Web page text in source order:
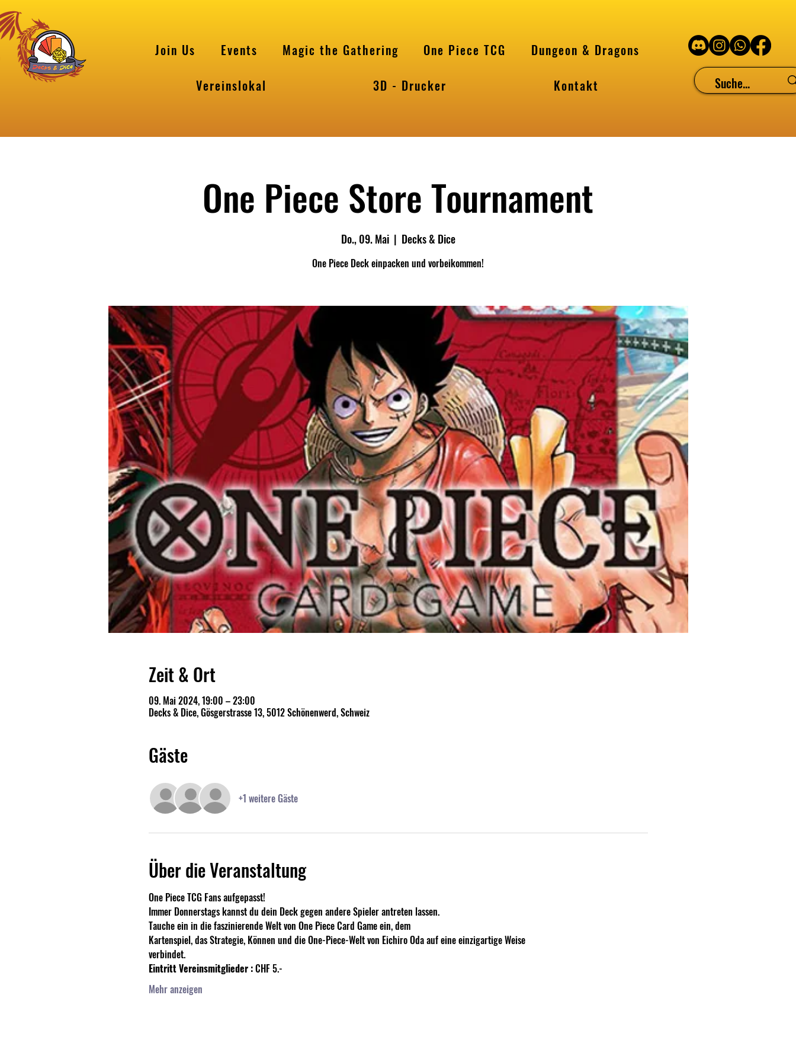
Join Us Events Magic the Gathering One Piece TCG
Dungeon & Dragons
Vereinslokal
3D - Drucker Kontakt
One Piece Store Tournament
Do., 09. Mai
  |
Decks & Dice
One Piece Deck einpacken und vorbeikommen!
Zeit & Ort
09. Mai 2024, 19:00 – 23:00
Decks & Dice, Gösgerstrasse 13, 5012 Schönenwerd, Schweiz
Gäste
+1 weitere Gäste
Über die Veranstaltung
One Piece TCG Fans aufgepasst!
Immer Donnerstags kannst du dein Deck gegen andere Spieler antreten lassen.
Tauche ein in die faszinierende Welt von One Piece Card Game ein, dem
Kartenspiel, das Strategie, Können und die One-Piece-Welt von Eichiro Oda auf eine einzigartige Weise
verbindet.
Eintritt Vereinsmitglieder : CHF 5.-
Mehr anzeigen